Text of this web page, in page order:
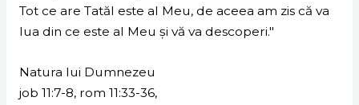
Tot ce are Tatăl este al Meu, de aceea am zis că va
lua din ce este al Meu şi vă va descoperi."
Natura lui Dumnezeu
job 11:7-8, rom 11:33-36,